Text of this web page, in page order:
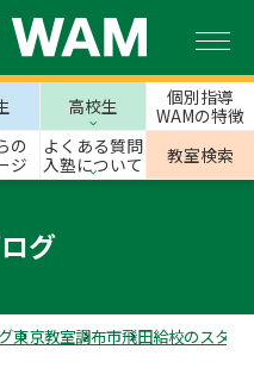
高校生
個別指導
WAMの特徴
の
ジ
よくある質問
入塾について
教室検索
グ
東京教室調布市飛田給校のスタッ